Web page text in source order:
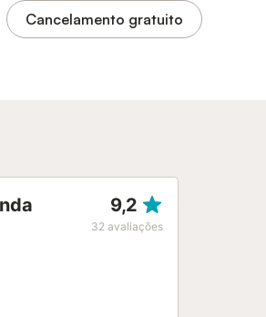
Cancelamento gratuito
9,2
32 avaliações